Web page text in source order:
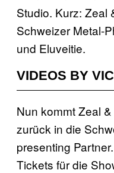
Studio. Kurz: Zeal
Schweizer Metal-
und Eluveitie.
VIDEOS BY
Nun kommt Zeal
zurück in die
presenting
Tickets für die